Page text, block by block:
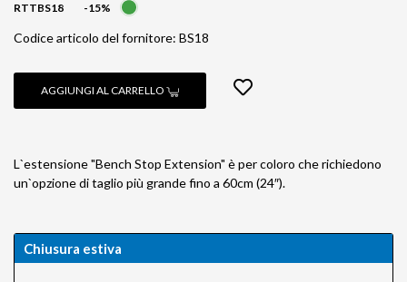
RTTBS18 -15%
Codice articolo del fornitore: BS18
AGGIUNGI AL CARRELLO
L`estensione "Bench Stop Extension" è per coloro che richiedono
un`opzione di taglio più grande fino a 60cm (24″).
Chiusura estiva